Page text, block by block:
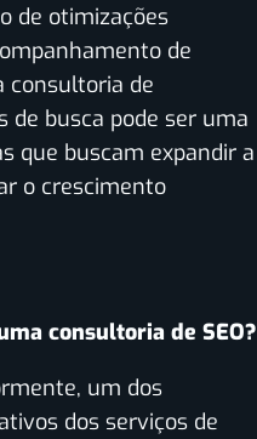
de otimizações
de
consultoria de
de busca pode ser uma
que buscam expandir a
o crescimento
consultoria de SEO?
um dos
dos serviços de